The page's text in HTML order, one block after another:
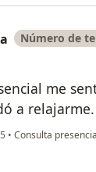
Número de
me
a relajarme.
• Consulta
Diana Paola